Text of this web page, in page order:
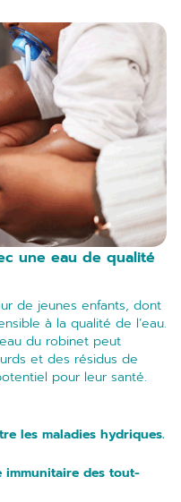
une eau de qualité
de jeunes enfants, dont
à la qualité de l’eau.
du robinet peut
et des résidus de
pour leur santé.
les maladies hydriques.
immunitaire des tout-